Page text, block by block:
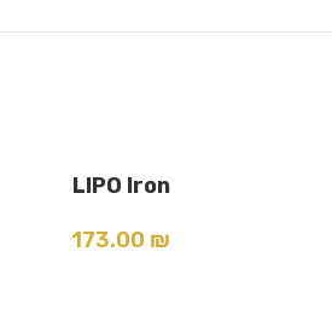
LIPO Iron
173.00 ₪